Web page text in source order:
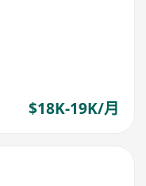
$18K-19K/月